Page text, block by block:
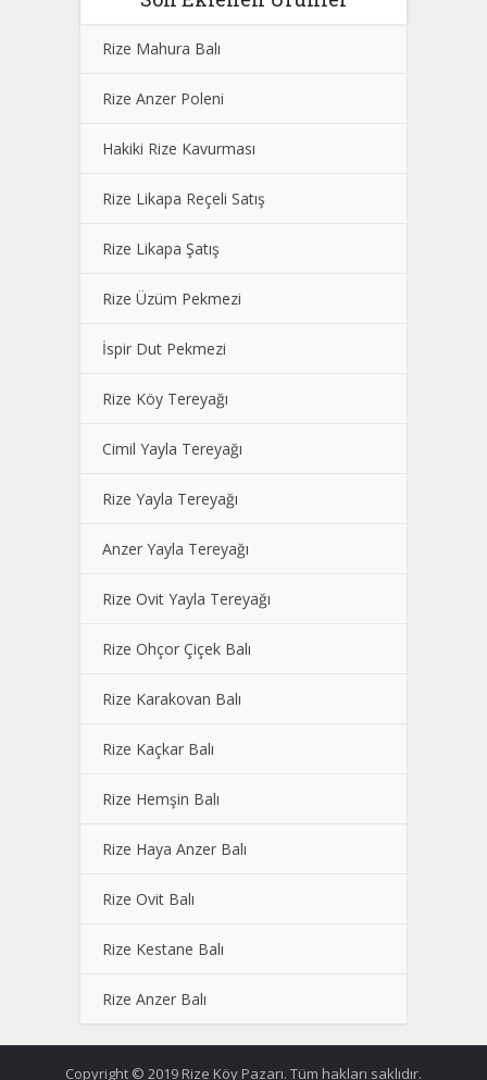
Rize Mahura Balı
Rize Anzer Poleni
Hakiki Rize Kavurması
Rize Likapa Reçeli Satış
Rize Likapa Şatış
Rize Üzüm Pekmezi
İspir Dut Pekmezi
Rize Köy Tereyağı
Cimil Yayla Tereyağı
Rize Yayla Tereyağı
Anzer Yayla Tereyağı
Rize Ovit Yayla Tereyağı
Rize Ohçor Çiçek Balı
Rize Karakovan Balı
Rize Kaçkar Balı
Rize Hemşin Balı
Rize Haya Anzer Balı
Rize Ovit Balı
Rize Kestane Balı
Rize Anzer Balı
Copyright © 2019 Rize Köy Pazarı. Tüm hakları saklıdır.